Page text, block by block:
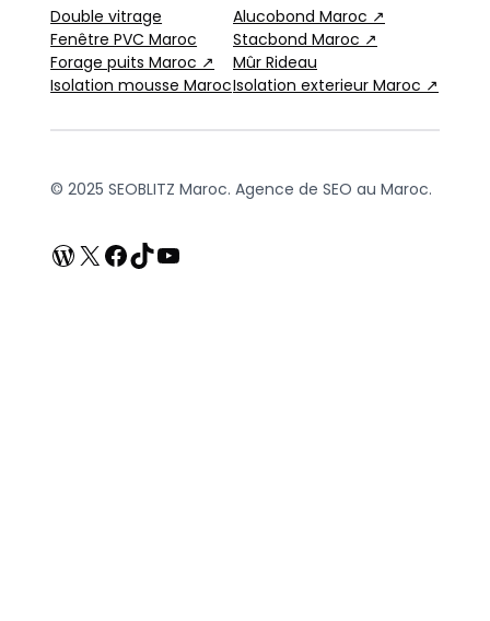
Double vitrage
Fenêtre PVC Maroc
Forage puits Maroc ↗
Isolation mousse Maroc
Alucobond Maroc ↗
Stacbond Maroc ↗
Mûr Rideau
Isolation exterieur Maroc ↗
© 2025 SEOBLITZ Maroc. Agence de SEO au Maroc.
WordPress
X Facebook
TikTokYouTube